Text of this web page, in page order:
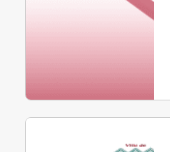
Moules